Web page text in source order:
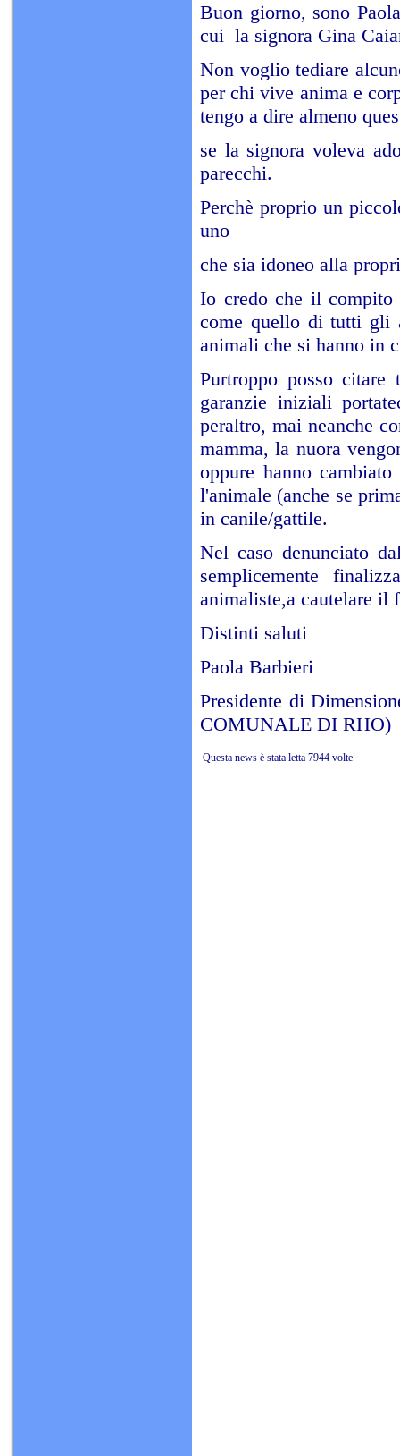
Buon giorno, sono
cui la signora Gina
Non voglio tediare
per chi vive anima e
tengo a dire almeno
se la signora voleva
parecchi.
Perchè proprio un
uno
che sia idoneo alla
Io credo che il compito
come quello di tutti gli
animali che si hanno in
Purtroppo posso
garanzie iniziali
peraltro, mai neanche
mamma, la nuora
oppure hanno
l'animale (anche se
in canile/gattile.
Nel caso denunciato
semplicemente
animaliste,a cautelare il
Distinti saluti
Paola Barbieri
Presidente di
COMUNALE DI
Questa news è stata letta 7944 volte